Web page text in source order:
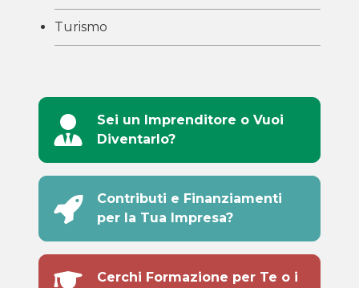
Turismo
Sei un Imprenditore o Vuoi
Diventarlo?
Contributi e Finanziamenti
per la Tua Impresa?
Cerchi Formazione per Te o i